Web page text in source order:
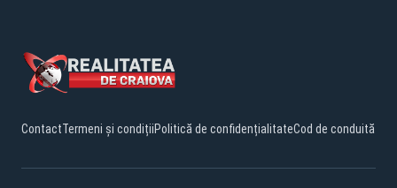
ContactTermeni și condițiiPolitică de confidențialitateCod de conduită